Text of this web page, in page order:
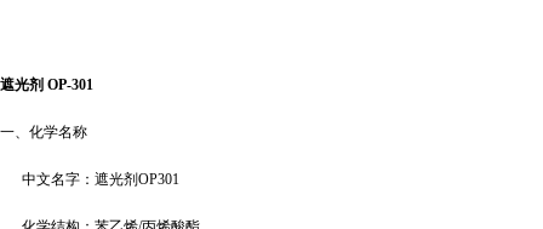
遮光剂 OP-301
一、化学名称
中文名字：遮光剂OP301